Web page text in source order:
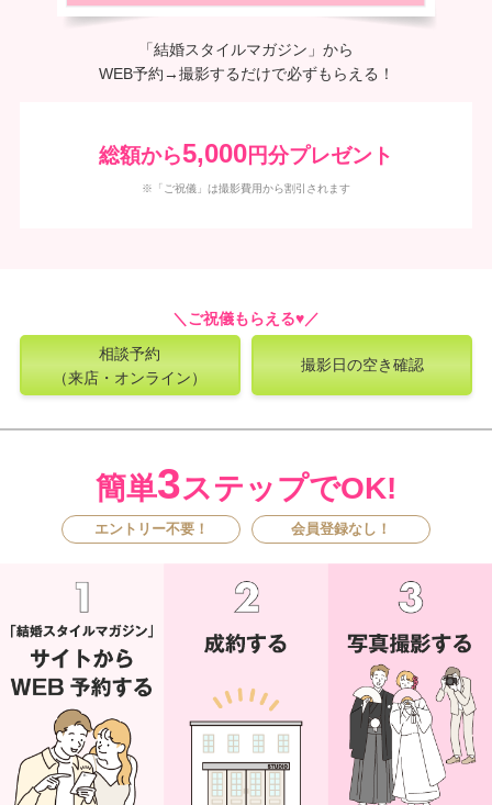
「結婚スタイルマガジン」から
WEB予約→撮影するだけで必ずもらえる！
総額から5,000円分プレゼント
※「ご祝儀」は撮影費用から割引されます
相談予約
（来店・オンライン）
撮影日の空き確認
簡単3ステップでOK!
エントリー不要！ 会員登録なし！